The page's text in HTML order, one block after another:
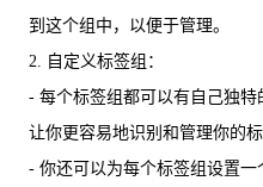
到这个组中，以便于管理。
2. 自定义标签组：
- 每个标签组都可以有自己独
让你更容易地识别和管理你的标
- 你还可以为每个标签组设置